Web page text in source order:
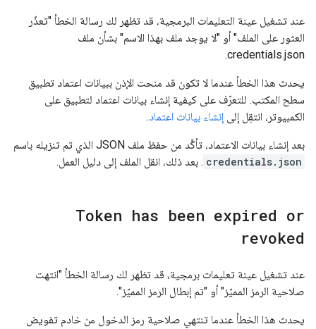
عند تشغيل عينة التعليمات البرمجية، قد تظهر لك رسالة الخطأ "تعذّر
العثور على الملف" أو "لا يوجد ملف بهذا الاسم" بشأن ملف
credentials.json.
يحدث هذا الخطأ عندما لا تكون قد منحت الإذن ببيانات اعتماد تطبيق
سطح المكتب. للتعرّف على كيفية إنشاء بيانات اعتماد لتطبيق على
الكمبيوتر، انتقِل إلى إنشاء بيانات اعتماد.
بعد إنشاء بيانات الاعتماد، تأكَّد من حفظ ملف JSON الذي تم تنزيله باسم
credentials.json . بعد ذلك، انقل الملف إلى دليل العمل.
Token has been expired or
revoked
عند تشغيل عينة تعليمات برمجية، قد تظهر لك رسالة الخطأ "انتهت
صلاحية الرمز المميّز" أو "تم إبطال الرمز المميّز".
يحدث هذا الخطأ عندما تنتهي صلاحية رمز الدخول من خادم تفويض